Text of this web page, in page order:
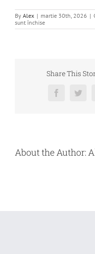
By Alex | martie 30th, 2026 |
sunt închisepentru
DE
IONEL
FOREST
Share This
Facebook
About the Author: